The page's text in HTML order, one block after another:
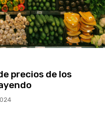
precios de los